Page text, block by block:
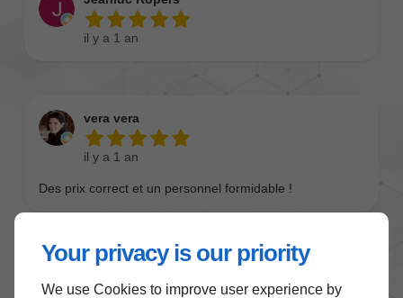
Your privacy is our priority
We use Cookies to improve user experience by